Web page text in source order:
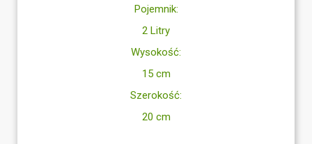
Pojemnik:
2 Litry
Wysokość:
15 cm
Szerokość:
20 cm